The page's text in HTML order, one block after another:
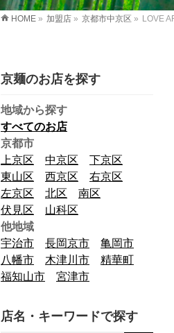
HOME » 加盟店 » 京都市中京区 » LOVE
京麺のお店を探す
地域から探す
すべてのお店
京都市
上京区
中京区
下京区
東山区
西京区
右京区
左京区
北区
南区
伏見区
山科区
他地域
宇治市
長岡京市
亀岡市
八幡市
木津川市
精華町
福知山市
宮津市
店名・キーワードで探す